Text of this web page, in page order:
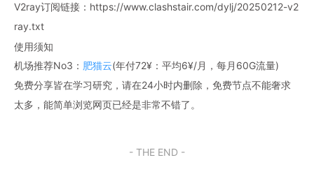
V2ray订阅链接：https://www.clashstair.com/dylj/20250212-v2
ray.txt
使用须知
机场推荐No3： 肥猫云(年付72¥：平均6¥/月，每月60G流量)
免费分享皆在学习研究，请在24小时内删除，免费节点不能奢求
太多，能简单浏览网页已经是非常不错了。
- THE END -